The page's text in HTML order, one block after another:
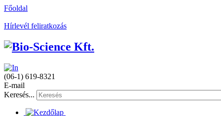
Főoldal
Hírlevél feliratkozás
(06-1) 619-8321
E-mail
Keresés...